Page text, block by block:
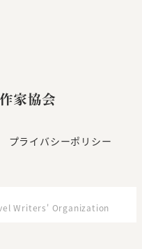
プライバシーポリシー
Writers' Organization